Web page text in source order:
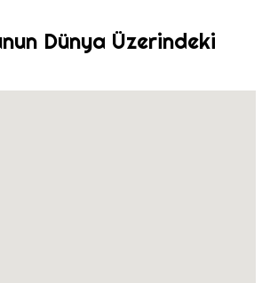
Dünya Üzerindeki